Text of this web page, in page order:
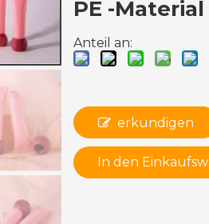
PE -Material
Anteil an:
erkundigen
In den